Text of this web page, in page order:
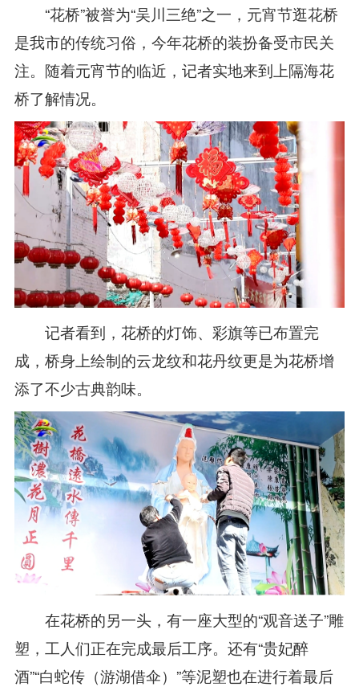
“花桥”被誉为“吴川三绝”之一，元宵节逛花桥
是我市的传统习俗，今年花桥的装扮备受市民关
注。随着元宵节的临近，记者实地来到上隔海花
桥了解情况。
记者看到，花桥的灯饰、彩旗等已布置完
成，桥身上绘制的云龙纹和花丹纹更是为花桥增
添了不少古典韵味。
在花桥的另一头，有一座大型的“观音送子”雕
塑，工人们正在完成最后工序。还有“贵妃醉
酒”“白蛇传（游湖借伞）”等泥塑也在进行着最后